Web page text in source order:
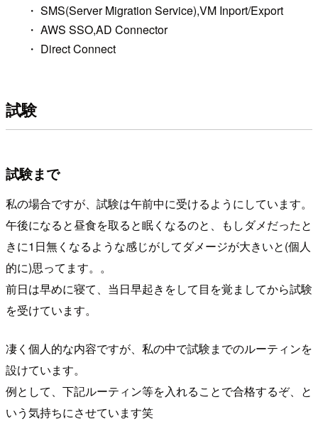
・ SMS(Server Migration Service),VM Inport/Export
・ AWS SSO,AD Connector
・ Direct Connect
試験
試験まで
私の場合ですが、試験は午前中に受けるようにしています。
午後になると昼食を取ると眠くなるのと、もしダメだったと
きに1日無くなるような感じがしてダメージが大きいと(個人
的に)思ってます。。
前日は早めに寝て、当日早起きをして目を覚ましてから試験
を受けています。
凄く個人的な内容ですが、私の中で試験までのルーティンを
設けています。
例として、下記ルーティン等を入れることで合格するぞ、と
いう気持ちにさせています笑